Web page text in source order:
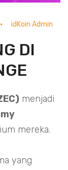
idKoin Admin
DI
menjadi
mereka.
yang